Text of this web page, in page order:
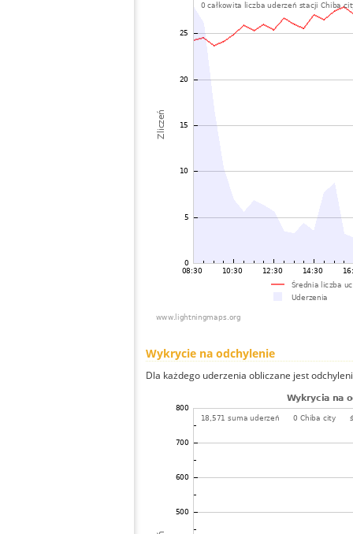
Wykrycie na odchylenie
Dla każdego uderzenia obliczane jest